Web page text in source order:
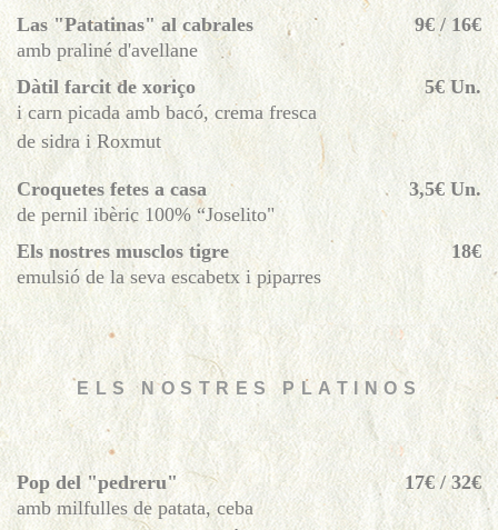
Las "Patatinas" al cabrales
9€ / 16€
amb praliné d'avellane
Dàtil farcit de xoriço
5€ Un.
i carn picada amb bacó, crema fresca
de sidra i Roxmut
Croquetes fetes a casa
3,5€ Un.
de pernil ibèric 100% “Joselito"
Els nostres musclos tigre
18€
emulsió de la seva escabetx i piparres
ELS NOSTRES PLATINOS
Pop del "pedreru"
17€ / 32€
amb milfulles de patata, ceba